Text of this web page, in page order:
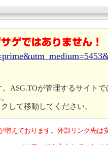
ASG.TOが管理するサイトで
して移動してください。
えております。外部リンク先は